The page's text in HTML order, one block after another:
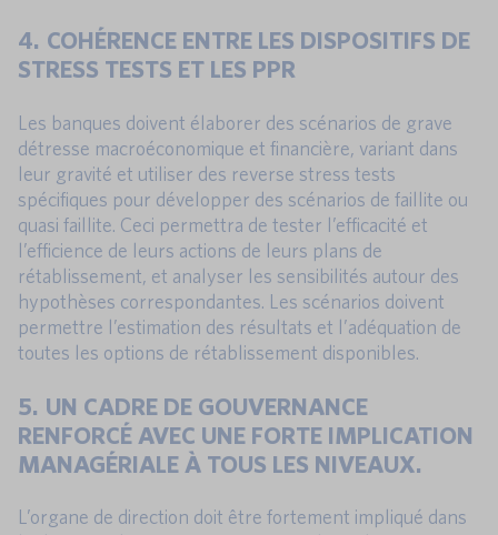
4. COHÉRENCE ENTRE LES DISPOSITIFS DE
STRESS TESTS ET LES PPR
Les banques doivent élaborer des scénarios de grave
détresse macroéconomique et financière, variant dans
leur gravité et utiliser des reverse stress tests
spécifiques pour développer des scénarios de faillite ou
quasi faillite. Ceci permettra de tester l’efficacité et
l’efficience de leurs actions de leurs plans de
rétablissement, et analyser les sensibilités autour des
hypothèses correspondantes. Les scénarios doivent
permettre l’estimation des résultats et l’adéquation de
toutes les options de rétablissement disponibles.
5. UN CADRE DE GOUVERNANCE
RENFORCÉ AVEC UNE FORTE IMPLICATION
MANAGÉRIALE À TOUS LES NIVEAUX.
L’organe de direction doit être fortement impliqué dans